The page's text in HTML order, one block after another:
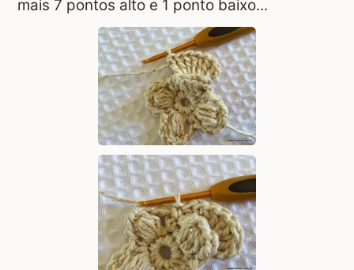
mais 7 pontos alto e 1 ponto baixo...